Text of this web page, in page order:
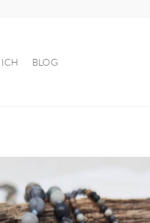
BLOG